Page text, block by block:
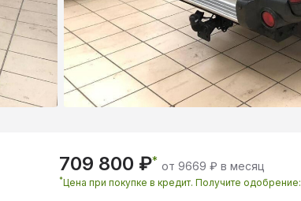
709 800 ₽* от 9669 ₽ в месяц
*Цена при покупке в кредит. Получите одобрение: